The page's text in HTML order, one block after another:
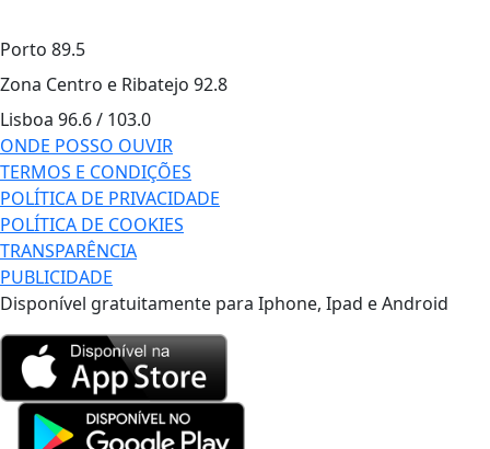
Porto 89.5
Zona Centro e Ribatejo 92.8
Lisboa 96.6 / 103.0
ONDE POSSO OUVIR
TERMOS E CONDIÇÕES
POLÍTICA DE PRIVACIDADE
POLÍTICA DE COOKIES
TRANSPARÊNCIA
PUBLICIDADE
Disponível gratuitamente para Iphone, Ipad e Android